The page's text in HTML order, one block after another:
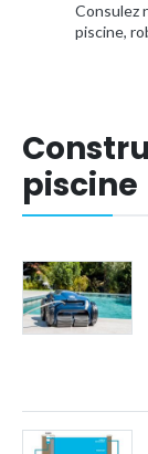
Consulez
piscine,
piscine